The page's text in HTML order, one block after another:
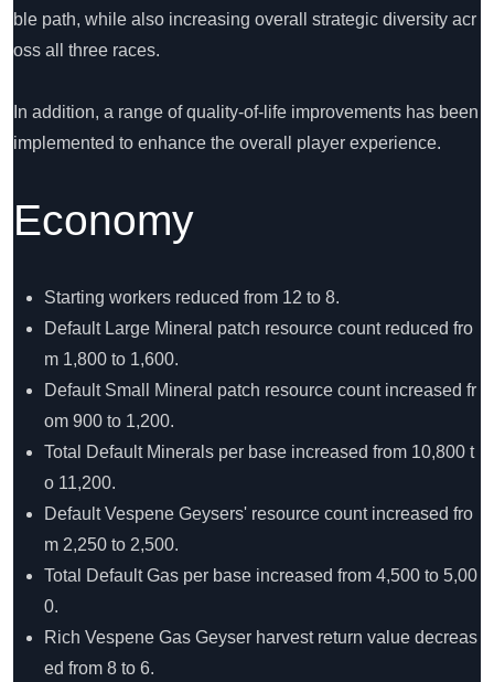
ble path, while also increasing overall strategic diversity acr
oss all three races.
In addition, a range of quality-of-life improvements has been
implemented to enhance the overall player experience.
Economy
Starting workers reduced from 12 to 8.
Default Large Mineral patch resource count reduced fro
m 1,800 to 1,600.
Default Small Mineral patch resource count increased fr
om 900 to 1,200.
Total Default Minerals per base increased from 10,800 t
o 11,200.
Default Vespene Geysers' resource count increased fro
m 2,250 to 2,500.
Total Default Gas per base increased from 4,500 to 5,00
0.
Rich Vespene Gas Geyser harvest return value decreas
ed from 8 to 6.